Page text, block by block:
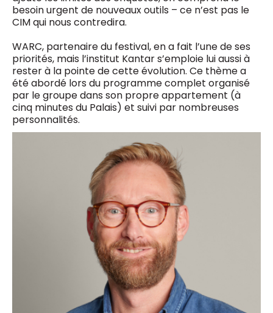
besoin urgent de nouveaux outils – ce n’est pas le
CIM qui nous contredira.
WARC, partenaire du festival, en a fait l’une de ses
priorités, mais l’institut Kantar s’emploie lui aussi à
rester à la pointe de cette évolution. Ce thème a
été abordé lors du programme complet organisé
par le groupe dans son propre appartement (à
cinq minutes du Palais) et suivi par nombreuses
personnalités.